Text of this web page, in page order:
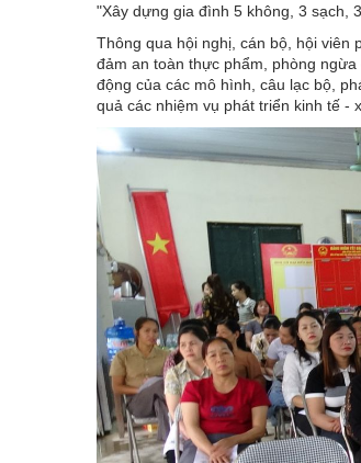
"Xây dựng gia đình 5 không, 3 sạch,
Thông qua hội nghị, cán bộ, hội viên
đảm an toàn thực phẩm, phòng
động của các mô hình, câu lạc bộ,
quả các nhiệm vụ phát triển kinh tế -